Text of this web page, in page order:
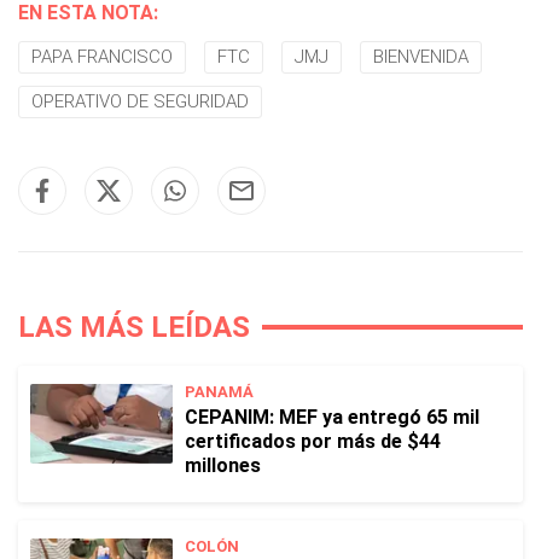
EN ESTA NOTA:
PAPA FRANCISCO FTC JMJ BIENVENIDA
OPERATIVO DE SEGURIDAD
LAS MÁS LEÍDAS
PANAMÁ
CEPANIM: MEF ya entregó 65 mil
certificados por más de $44
millones
COLÓN